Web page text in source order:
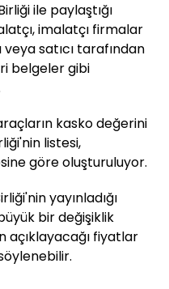
ile paylaştığı
imalatçı firmalar
satıcı tarafından
belgeler gibi
kasko değerini
listesi,
göre oluşturuluyor.
yayınladığı
bir değişiklik
açıklayacağı fiyatlar